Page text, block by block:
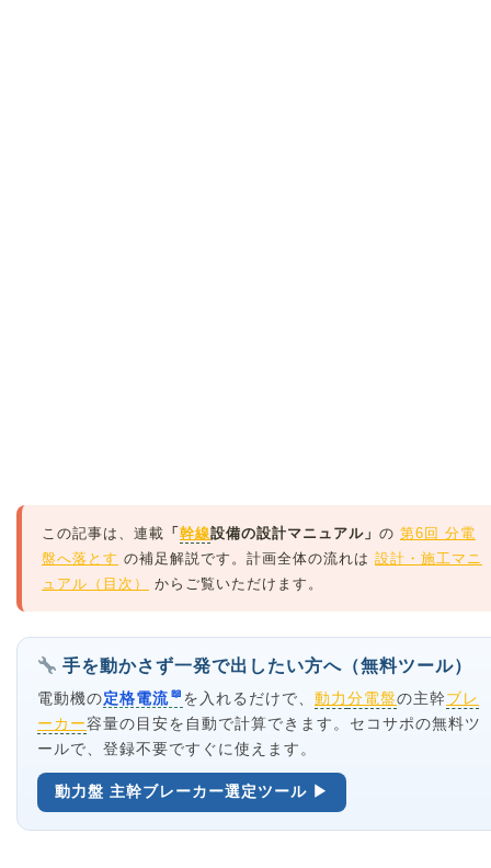
この記事は、連載 「 幹線設備の設計マニュアル」 の 第6回 分電
盤へ落とす の補足解説です。計画全体の流れは 設計・施工マニ
ュアル（目次）
からご覧いただけます。
手を動かさず一発で出したい方へ（無料ツール）
電動機の定格電流 を入れるだけで、 動力分電盤の主幹ブレ
ーカー容量の目安を自動で計算できます。セコサポの無料ツ
ールで、登録不要ですぐに使えます。
動力盤 主幹ブレーカー選定ツール ▶